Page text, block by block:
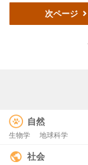
次ページ
自然
生物学 地球科学
社会